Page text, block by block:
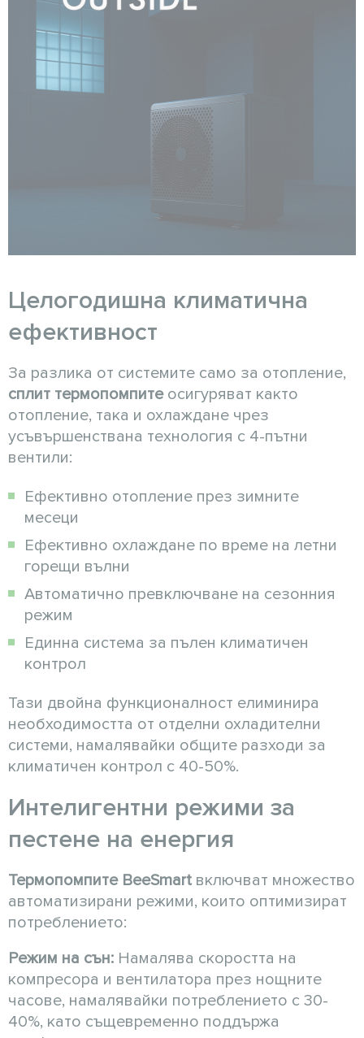
Целогодишна климатична
ефективност
За разлика от системите само за отопление,
сплит термопомпитеосигуряват както
отопление, така и охлаждане чрез
усъвършенствана технология с 4-пътни
вентили:
Ефективно отопление през зимните
месеци
Ефективно охлаждане по време на летни
горещи вълни
Автоматично превключване на сезонния
режим
Единна система за пълен климатичен
контрол
Тази двойна функционалност елиминира
необходимостта от отделни охладителни
системи, намалявайки общите разходи за
климатичен контрол с 40-50%.
Интелигентни режими за
пестене на енергия
Термопомпите BeeSmart включват множество
автоматизирани режими, които оптимизират
потреблението:
Режим на сън: Намалява скоростта на
компресора и вентилатора през нощните
часове, намалявайки потреблението с 30-
40%, като същевременно поддържа